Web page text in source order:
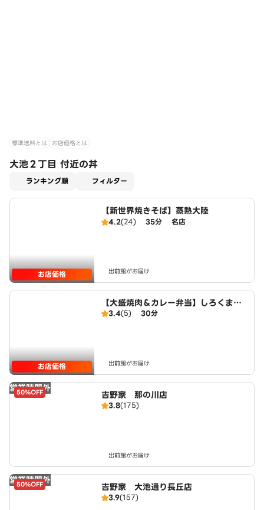
標準送料とは お店価格とは
大池２丁目 付近の丼
ランキング順 フィルター
お店価格
【新世界焼きそば】蒸熱大陸
4.2(24) 35分 名店
出前館がお届け
お店価格
【大盛焼肉＆カレー弁当】しろくま食
堂3.4(5) 30分
出前館がお届け
営業時間外
50%OFF 吉野家 那の川店
3.8(175)
出前館がお届け
営業時間外
50%OFF 吉野家 大池通り長丘店
3.9(157)